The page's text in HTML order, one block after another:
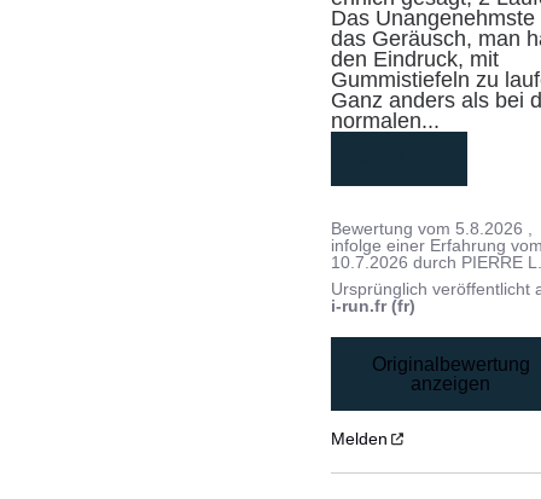
Das Unangenehmste
das Geräusch, man
den Eindruck, mit
Gummistiefeln zu
Ganz anders als bei
normalen...
Bewertung vom 5.8.2026
infolge einer Erfahrung
10.7.2026 durch PIERRE
Ursprünglich veröffentlicht
i-run.fr (fr)
Originalbewertung
anzeigen
Melden